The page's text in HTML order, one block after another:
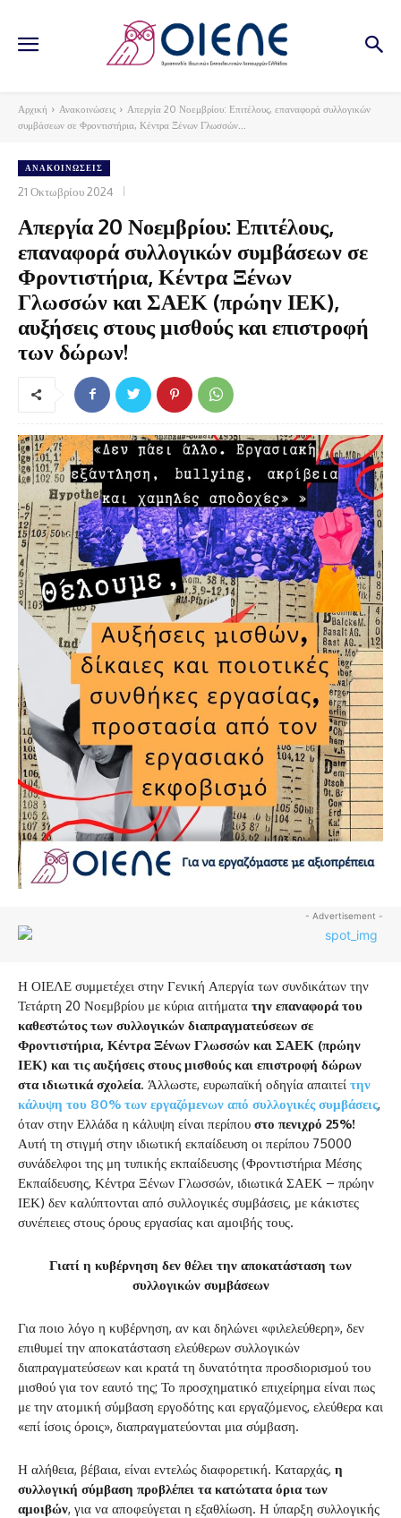
Αρχική Ανακοινώσεις
Απεργία 20 Νοεμβρίου: Επιτέλους, επαναφορά συλλογικών
συμβάσεων σε Φροντιστήρια, Κέντρα Ξένων Γλωσσών...
ΑΝΑΚΟΙΝΏΣΕΙΣ
21 Οκτωβρίου 2024
Απεργία 20 Νοεμβρίου: Επιτέλους,
επαναφορά συλλογικών συμβάσεων σε
Φροντιστήρια, Κέντρα Ξένων
Γλωσσών και ΣΑΕΚ (πρώην ΙΕΚ),
αυξήσεις στους μισθούς και επιστροφή
των δώρων!
- Advertisement -
Η ΟΙΕΛΕ συμμετέχει στην Γενική Απεργία των συνδικάτων την
Τετάρτη 20 Νοεμβρίου με κύρια αιτήματα την επαναφορά του
καθεστώτος των συλλογικών διαπραγματεύσεων σε
Φροντιστήρια, Κέντρα Ξένων Γλωσσών και ΣΑΕΚ (πρώην
ΙΕΚ) και τις αυξήσεις στους μισθούς και επιστροφή δώρων
στα ιδιωτικά σχολεία. Άλλωστε, ευρωπαϊκή οδηγία απαιτεί την
κάλυψη του 80% των εργαζόμενων από συλλογικές συμβάσεις,
όταν στην Ελλάδα η κάλυψη είναι περίπου στο πενιχρό 25%!
Αυτή τη στιγμή στην ιδιωτική εκπαίδευση οι περίπου 75000
συνάδελφοι της μη τυπικής εκπαίδευσης (Φροντιστήρια Μέσης
Εκπαίδευσης, Κέντρα Ξένων Γλωσσών, ιδιωτικά ΣΑΕΚ – πρώην
ΙΕΚ) δεν καλύπτονται από συλλογικές συμβάσεις, με κάκιστες
συνέπειες στους όρους εργασίας και αμοιβής τους.
Γιατί η κυβέρνηση δεν θέλει την αποκατάσταση των
συλλογικών συμβάσεων
Για ποιο λόγο η κυβέρνηση, αν και δηλώνει «φιλελεύθερη», δεν
επιθυμεί την αποκατάσταση ελεύθερων συλλογικών
διαπραγματεύσεων και κρατά τη δυνατότητα προσδιορισμού του
μισθού για τον εαυτό της; Το προσχηματικό επιχείρημα είναι πως
με την ατομική σύμβαση εργοδότης και εργαζόμενος, ελεύθερα και
«επί ίσοις όροις», διαπραγματεύονται μια σύμβαση.
Η αλήθεια, βέβαια, είναι εντελώς διαφορετική. Καταρχάς, η
συλλογική σύμβαση προβλέπει τα κατώτατα όρια των
αμοιβών, για να αποφεύγεται η εξαθλίωση. Η ύπαρξη συλλογικής